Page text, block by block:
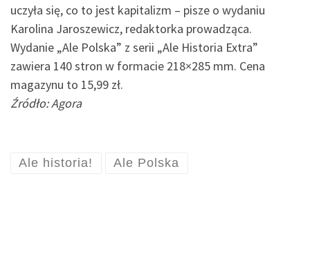
uczyła się, co to jest kapitalizm – pisze o wydaniu
Karolina Jaroszewicz, redaktorka prowadząca.
Wydanie „Ale Polska” z serii „Ale Historia Extra”
zawiera 140 stron w formacie 218×285 mm. Cena
magazynu to 15,99 zł.
Źródło: Agora
Ale historia! Ale Polska